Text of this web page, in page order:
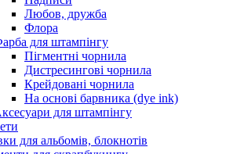
Любов, дружба
Флора
для штампінгу
Пігментні чорнила
Дистресингові чорнила
Крейдовані чорнила
На основі барвника (dye ink)
для штампінгу
для альбомів, блокнотів